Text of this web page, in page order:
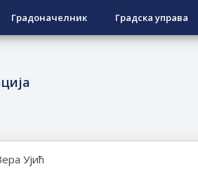
Градоначелник Градска управа
ОДЛАГАЊА ОТПАДА УЗ